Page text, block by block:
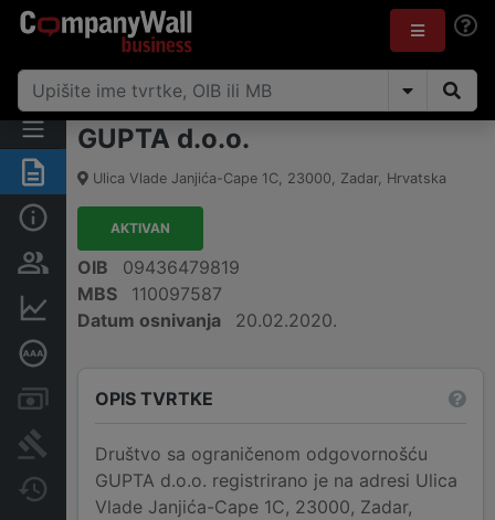
Sažetak
Osobe i vlasništvo
Računi i blokade
Sudske objave
Javne nabavke
GUPTA d.o.o.
Ulica Vlade Janjića-Cape 1C, 23000, Zadar, Hrvatska
AKTIVAN
OIB
09436479819
MBS
110097587
Datum osnivanja
20.02.2020.
OPIS TVRTKE
Društvo sa ograničenom odgovornošću
GUPTA d.o.o. registrirano je na adresi Ulica
Vlade Janjića-Cape 1C, 23000, Zadar,